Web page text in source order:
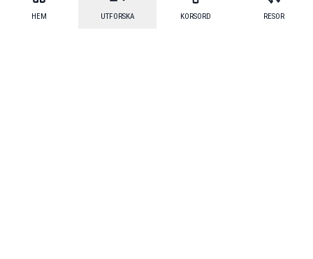
HEM UTFORSKA KORSORD RESOR